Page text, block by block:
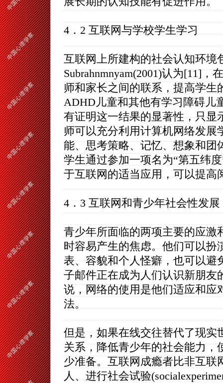
4．2 互联网与学校学生学习
互联网上所建构的社会认知环境
Subrahnmnyam(2001)认为[11]
师和家长之间的联系，提高学
ADHD儿童和其他有学习障碍儿
有证明这一结果的显著性，只显
师可以充分利用计算机网络发
能、思考策略、记忆、想象和团
学生通过参加一项名为“第五纬
于互联网的适当应用，可以提高
4．3 互联网和青少年社会性发展
青少年所面临的两项主要的应激
时容易产生的焦虑。他们可以扮
表、容貌和个人怪癖，也可以避
子邮件正在成为人们认识新朋友
说，网络的使用是他们适应和应
法。
但是，如果在线交往替代了现实
关系，降低青少年的社会能力，
少准备。互联网成瘾者比非互联
人、进行社会试验